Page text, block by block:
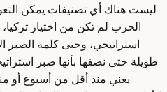
ليست هناك أي تصنيفات يمكن
الحرب لم تكن من اختيار
استراتيجي، وحتى كلمة الصبر
طويلة حتى نصفها بأنها صبر
يعني منذ أقل من أسبوع أو